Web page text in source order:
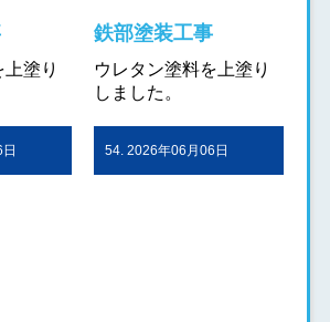
塗り
鉄部塗装工事
ウレタン塗料を上塗り
しました。
54. 2026年06月06日